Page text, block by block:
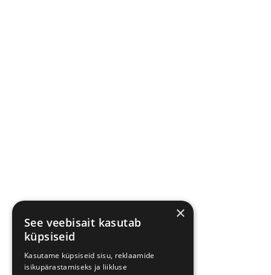
×
See veebisait kasutab
küpsiseid
Kasutame küpsiseid sisu, reklaamide
isikupärastamiseks ja liikluse